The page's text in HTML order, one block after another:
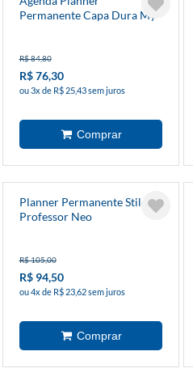
Permanente Capa Dura My
R$ 84,80
R$ 76,30
ou 3x de R$ 25,43 sem juros
Planner Permanente Stilo
Professor Neo
R$ 105,00
R$ 94,50
ou 4x de R$ 23,62 sem juros